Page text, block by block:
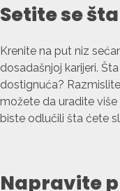
Setite se
Krenite na put niz
dosadašnjoj karijeri.
dostignuća?
možete da uradite
biste odlučili šta ćete
Napravite